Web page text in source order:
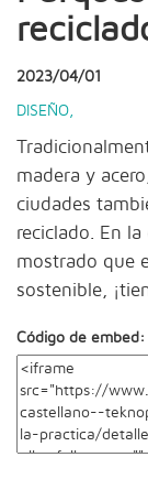
2023/04/01
DISEÑO
madera y
ciudades
reciclado. En
mostrado que
sostenible,
Código de embed: